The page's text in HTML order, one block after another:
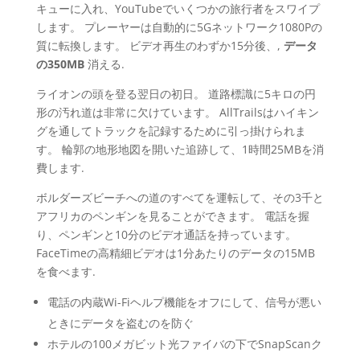
キューに入れ、YouTubeでいくつかの旅行者をスワイプ
します。 プレーヤーは自動的に5Gネットワーク1080Pの
質に転換します。 ビデオ再生のわずか15分後、, データ
の350MB消える.
ライオンの頭を登る翌日の初日。 道路標識に5キロの円
形の汚れ道は非常に欠けています。 AllTrailsはハイキン
グを通してトラックを記録するために引っ掛けられま
す。 輪郭の地形地図を開いた追跡して、1時間25MBを消
費します.
ボルダーズビーチへの道のすべてを運転して、その3千と
アフリカのペンギンを見ることができます。 電話を握
り、ペンギンと10分のビデオ通話を持っています。
FaceTimeの高精細ビデオは1分あたりのデータの15MB
を食べます.
電話の内蔵Wi-Fiヘルプ機能をオフにして、信号が悪い
ときにデータを盗むのを防ぐ
ホテルの100メガビット光ファイバの下でSnapScanク